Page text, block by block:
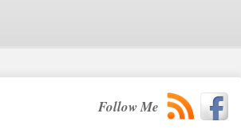
Follow Me